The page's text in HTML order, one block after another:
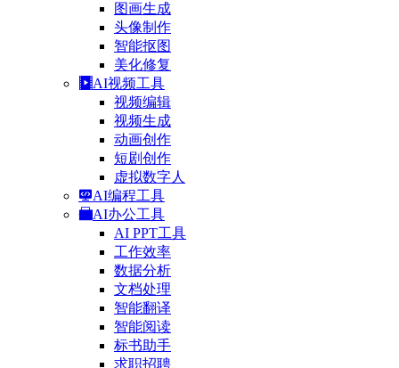
图画生成
头像制作
智能抠图
美化修复
AI视频工具
视频编辑
视频生成
动画创作
短剧创作
虚拟数字人
AI编程工具
AI办公工具
AI PPT工具
工作效率
数据分析
文档处理
智能翻译
智能阅读
标书助手
求职招聘